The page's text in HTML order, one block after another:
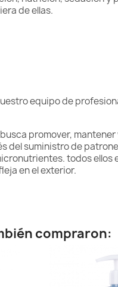
de ellas.
equipo de
promover,
del suministro de
todos
en el exterior.
compraron: